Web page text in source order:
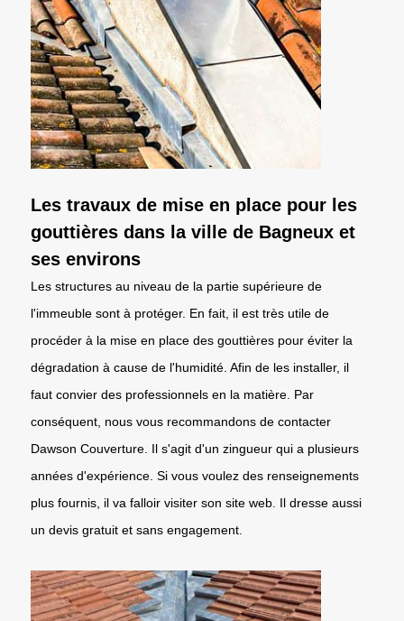
Les travaux de mise en place pour les
gouttières dans la ville de Bagneux et
ses environs
Les structures au niveau de la partie supérieure de
l'immeuble sont à protéger. En fait, il est très utile de
procéder à la mise en place des gouttières pour éviter la
dégradation à cause de l'humidité. Afin de les installer, il
faut convier des professionnels en la matière. Par
conséquent, nous vous recommandons de contacter
Dawson Couverture. Il s'agit d'un zingueur qui a plusieurs
années d'expérience. Si vous voulez des renseignements
plus fournis, il va falloir visiter son site web. Il dresse aussi
un devis gratuit et sans engagement.